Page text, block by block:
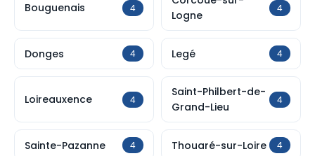
Bouguenais 4
Logne
4
Donges 4 Legé 4
Loireauxence 4
Saint-Philbert-de-
Grand-Lieu
4
Sainte-Pazanne 4 Thouaré-sur-Loire 4